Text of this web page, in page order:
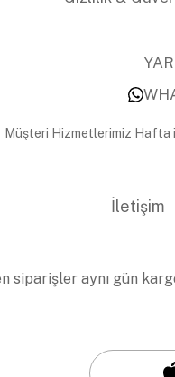
Müşteri Hizmetlerimiz Hafta
İletişim
siparişler aynı gün